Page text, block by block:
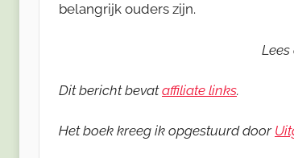
belangrijk ouders zijn.
Lees
Dit bericht bevataffiliate links.
Het boek kreeg ik opgestuurd door